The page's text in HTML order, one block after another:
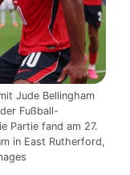
Jude Bellingham
Fußball-
Partie fand am 27.
in East Rutherford,